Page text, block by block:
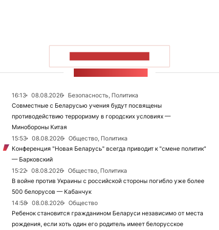
16:13 08.08.2026
Безопасность, Политика
Совместные с Беларусью учения будут посвящены
противодействию терроризму в городских условиях —
Минобороны Китая
15:53
08.08.2026
Общество, Политика
Конференция "Новая Беларусь" всегда приводит к "смене политик"
— Барковский
15:22
08.08.2026
Общество, Политика
В войне против Украины с российской стороны погибло уже более
500 белорусов — Кабанчук
14:58
08.08.2026
Общество
Ребенок становится гражданином Беларуси независимо от места
рождения, если хоть один его родитель имеет белорусское